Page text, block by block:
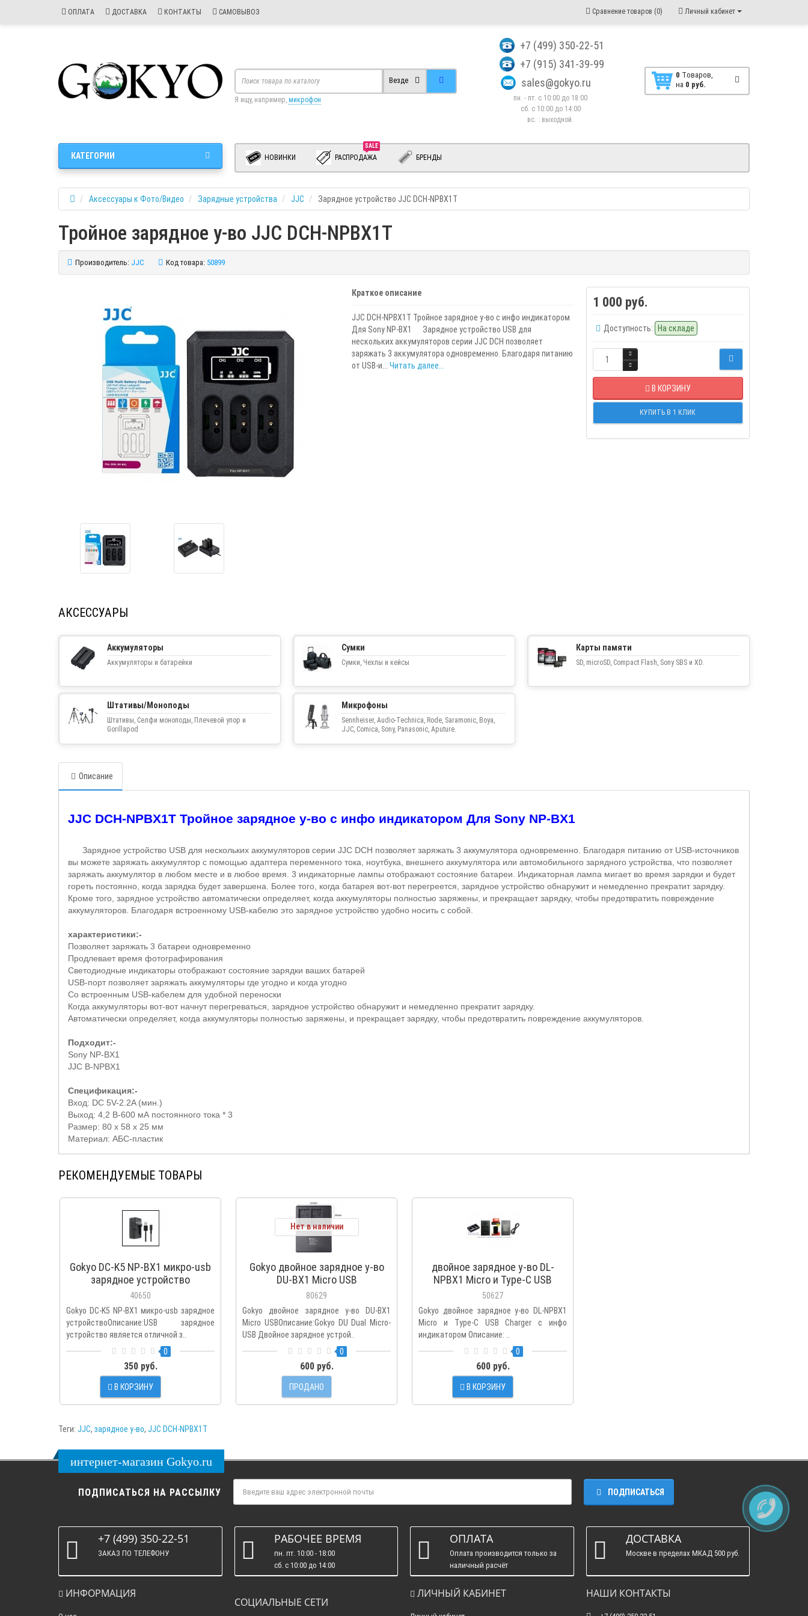
ОПЛАТА ДОСТАВКА КОНТАКТЫ САМОВЫВОЗ Личный кабинет
Сравнение товаров (0)
+7 (499) 350-22-51
+7 (915) 341-39-99
sales@gokyo.ru
пн. - пт. с 10:00 до 18:00
сб. c 10:00 до 14:00
вс. : выходной.
0 Tоваров,
на 0 руб.
Везде
Я ищу, например, микрофон
НОВИНКИ
SALE
РАСПРОДАЖА БРЕНДЫ
КАТЕГОРИИ
Аксессуары к Фото/Видео Зарядные устройства JJC Зарядное устройство JJC DCH-NPBX1T
Тройное зарядное у-во JJC DCH-NPBX1T
Производитель: JJC Код товара: 50899
Краткое описание
JJC DCH-NPBX1T Тройное зарядное у-во с инфо индикатором
Для Sony NP-BX1 Зарядное устройство USB для
нескольких аккумуляторов серии JJC DCH позволяет
заряжать 3 аккумулятора одновременно. Благодаря питанию
от USB-и... Читать далее...
1 000 руб.
Доступность: На складе
В КОРЗИНУ
КУПИТЬ В 1 КЛИК
АКСЕССУАРЫ
Аккумуляторы
Аккумуляторы и батарейки
Сумки
Сумки, Чехлы и кейсы
Карты памяти
SD, microSD, Compact Flash, Sony SBS и XD.
Штативы/Моноподы
Штативы, Селфи моноподы, Плечевой упор и
Gorillapod
Микрофоны
Sennheiser, Audio-Technica, Rode, Saramonic, Boya,
JJC, Comica, Sony, Panasonic, Aputure.
Описание
JJC DCH-NPBX1T Тройное зарядное у-во с инфо индикатором Для Sony NP-BX1
Зарядное устройство USB для нескольких аккумуляторов серии JJC DCH позволяет заряжать 3 аккумулятора одновременно. Благодаря питанию от USB-источников
вы можете заряжать аккумулятор с помощью адаптера переменного тока, ноутбука, внешнего аккумулятора или автомобильного зарядного устройства, что позволяет
заряжать аккумулятор в любом месте и в любое время. 3 индикаторные лампы отображают состояние батареи. Индикаторная лампа мигает во время зарядки и будет
гореть постоянно, когда зарядка будет завершена. Более того, когда батарея вот-вот перегреется, зарядное устройство обнаружит и немедленно прекратит зарядку.
Кроме того, зарядное устройство автоматически определяет, когда аккумуляторы полностью заряжены, и прекращает зарядку, чтобы предотвратить повреждение
аккумуляторов. Благодаря встроенному USB-кабелю это зарядное устройство удобно носить с собой.
характеристики:-
Позволяет заряжать 3 батареи одновременно
Продлевает время фотографирования
Светодиодные индикаторы отображают состояние зарядки ваших батарей
USB-порт позволяет заряжать аккумуляторы где угодно и когда угодно
Со встроенным USB-кабелем для удобной переноски
Когда аккумуляторы вот-вот начнут перегреваться, зарядное устройство обнаружит и немедленно прекратит зарядку.
Автоматически определяет, когда аккумуляторы полностью заряжены, и прекращает зарядку, чтобы предотвратить повреждение аккумуляторов.
Подходит:-
Sony NP-BX1
JJC B-NPBX1
Спецификация:-
Вход: DC 5V-2.2A (мин.)
Выход: 4,2 В-600 мА постоянного тока * 3
Размер: 80 х 58 х 25 мм
Материал: АБС-пластик
РЕКОМЕНДУЕМЫЕ ТОВАРЫ
Gokyo DC-K5 NP-BX1 микро-usb
зарядное устройство
40650
Gokyo DC-K5 NP-BX1 микро-usb зарядное
устройствоОписание:USB зарядное
устройство является отличной з..
0
350 руб.
В КОРЗИНУ
Нет в наличии
Gokyo двойное зарядное у-во
DU-BX1 Micro USB
80629
Gokyo двойное зарядное у-во DU-BX1
Micro USBОписание:Gokyo DU Dual Micro-
USB Двойное зарядное устрой..
0
600 руб.
ПРОДАНО
двойное зарядное у-во DL-
NPBX1 Micro и Type-C USB
Charger с инфо индикатором
50627
Gokyo двойное зарядное у-во DL-NPBX1
Micro и Type-C USB Charger с инфо
индикатором Описание: ..
0
600 руб.
В КОРЗИНУ
Теги: JJC, зарядное у-во, JJC DCH-NPBX1T
интернет-магазин Gokyo.ru
ПОДПИСАТЬСЯ НА РАССЫЛКУ ПОДПИСАТЬСЯ
+7 (499) 350-22-51
ЗАКАЗ ПО ТЕЛЕФОНУ
РАБОЧЕЕ ВРЕМЯ
пн. пт. 10:00 - 18:00
сб. c 10:00 до 14:00
вс. : выходные.
ОПЛАТА
Оплата производится только за
наличный расчёт
ДОСТАВКА
Москве в пределах МКАД 500 руб.
ИНФОРМАЦИЯ
СОЦИАЛЬНЫЕ СЕТИ
ЛИЧНЫЙ КАБИНЕТ НАШИ КОНТАКТЫ